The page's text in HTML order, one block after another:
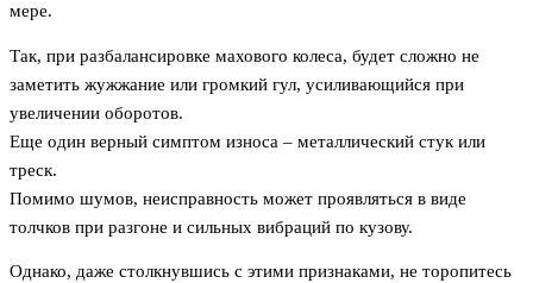
мере.
Так, при разбалансировке махового колеса, будет сложно не
заметить жужжание или громкий гул, усиливающийся при
увеличении оборотов.
Еще один верный симптом износа – металлический стук или
треск.
Помимо шумов, неисправность может проявляться в виде
толчков при разгоне и сильных вибраций по кузову.
Однако, даже столкнувшись с этими признаками, не торопитесь